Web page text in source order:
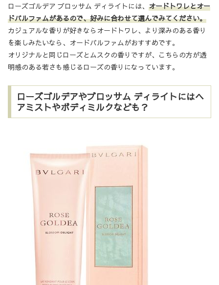
ローズゴルデア ブロッサム ディライトには、 オードトワレとオー
ドパルファムがあるので、好みに合わせて選んでみてください。
カジュアルな香りが好きならオードトワレ、より深みのある香り
を楽しみたいなら、オードパルファムがおすすめです。
オリジナルと同じローズとムスクの香りですが、こちらの方が透
明感のある若さも感じるローズの香りになっています。
ローズゴルデアやブロッサム ディライトにはヘ
アミストやボディミルクなども？